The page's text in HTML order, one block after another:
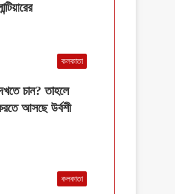
কলকাতা
চান? তাহলে
আসছে উর্বশী
কলকাতা